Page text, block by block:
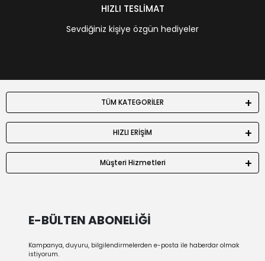
HIZLI TESLİMAT
Sevdiğiniz kişiye özgün hediyeler
TÜM KATEGORİLER
HIZLI ERİŞİM
Müşteri Hizmetleri
E-BÜLTEN ABONELİĞİ
Kampanya, duyuru, bilgilendirmelerden e-posta ile haberdar olmak
istiyorum.